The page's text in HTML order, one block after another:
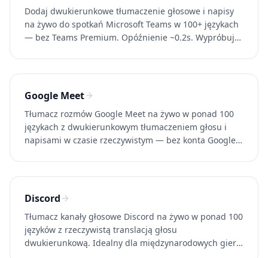
Dodaj dwukierunkowe tłumaczenie głosowe i napisy
na żywo do spotkań Microsoft Teams w 100+ językach
— bez Teams Premium. Opóźnienie ~0.2s. Wypróbuj
Google Meet
Tłumacz rozmów Google Meet na żywo w ponad 100
językach z dwukierunkowym tłumaczeniem głosu i
napisami w czasie rzeczywistym — bez konta Google
Discord
Tłumacz kanały głosowe Discord na żywo w ponad 100
języków z rzeczywistą translacją głosu
dwukierunkową. Idealny dla międzynarodowych gier i